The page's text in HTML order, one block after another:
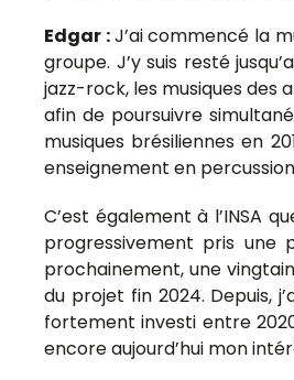
Edgar :J’ai commencé la
groupe. J’y suis resté
jazz-rock, les musiques des
afin de poursuivre
musiques brésiliennes en
enseignement en
C’est également à l’INSA
progressivement pris une
prochainement, une
du projet fin 2024. Depuis,
fortement investi entre
encore aujourd’hui mon